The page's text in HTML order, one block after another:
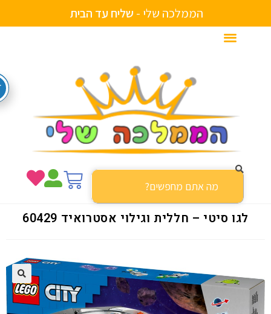
הממלכה שלי - שלי ח עדהבית מבצע
לגו סיטי – חללית וגילוי אסטרואיד 60429